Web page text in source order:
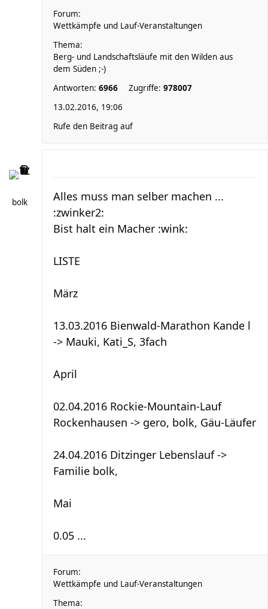
Forum:
Wettkämpfe und Lauf-Veranstaltungen
Thema:
Berg- und Landschaftsläufe mit den Wilden aus
dem Süden ;-)
Antworten: 6966 Zugriffe: 978007
13.02.2016, 19:06
Rufe den Beitrag auf
bolk
Alles muss man selber machen ...
:zwinker2:
Bist halt ein Macher :wink:
LISTE
März
13.03.2016 Bienwald-Marathon Kande l
-> Mauki, Kati_S, 3fach
April
02.04.2016 Rockie-Mountain-Lauf
Rockenhausen -> gero, bolk, Gäu-Läufer
24.04.2016 Ditzinger Lebenslauf ->
Familie bolk,
Mai
0.05 ...
Forum:
Wettkämpfe und Lauf-Veranstaltungen
Thema: